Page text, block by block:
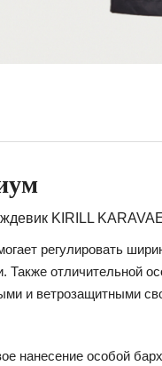
KIRILL
регулировать
Также отличительной
и ветрозащитными
нанесение особой